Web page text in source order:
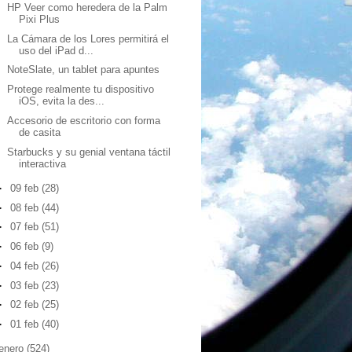
HP Veer como heredera de la Palm
Pixi Plus
La Cámara de los Lores permitirá el
uso del iPad d...
NoteSlate, un tablet para apuntes
Protege realmente tu dispositivo
iOS, evita la des...
Accesorio de escritorio con forma
de casita
Starbucks y su genial ventana táctil
interactiva
09 feb(28)
08 feb(44)
07 feb(51)
06 feb(9)
04 feb(26)
03 feb(23)
02 feb(25)
01 feb(40)
(524)